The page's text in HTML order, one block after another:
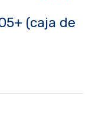
(caja de